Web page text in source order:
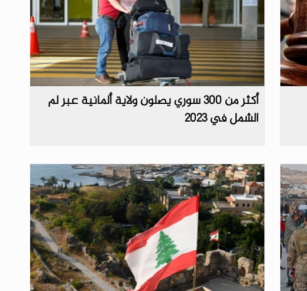
أكثر من 300 سوري يصلون ولاية ألمانية عبر لم
الشمل في 2023